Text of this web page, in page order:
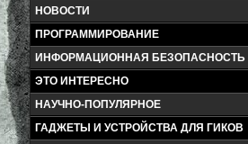
НОВОСТИ
ПРОГРАММИРОВАНИЕ
ИНФОРМАЦИОННАЯ БЕЗОПАСНОСТЬ
ЭТО ИНТЕРЕСНО
НАУЧНО-ПОПУЛЯРНОЕ
ГАДЖЕТЫ И УСТРОЙСТВА ДЛЯ ГИКОВ